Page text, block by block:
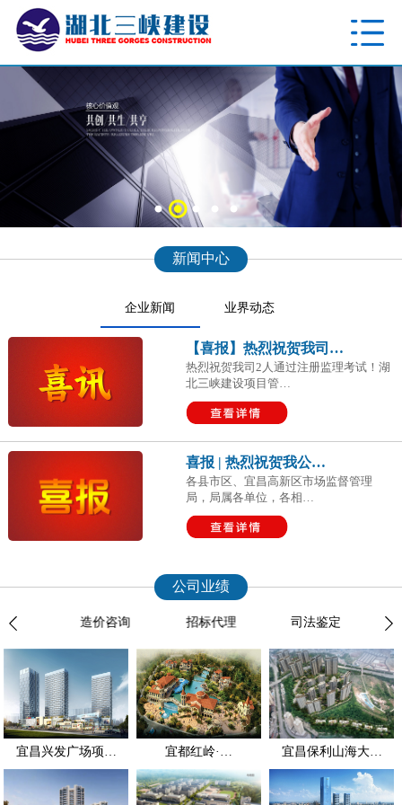
新闻中心
企业新闻 业界动态
【喜报】热烈祝贺我司…
热烈祝贺我司2人通过注册监理考试！湖
北三峡建设项目管…
喜报 | 热烈祝贺我公…
各县市区、宜昌高新区市场监督管理
局，局属各单位，各相…
公司业绩
务 造价咨询 招标代理 司法鉴定 全
宜昌兴发广场项… 宜都红岭·… 宜昌保利山海大…